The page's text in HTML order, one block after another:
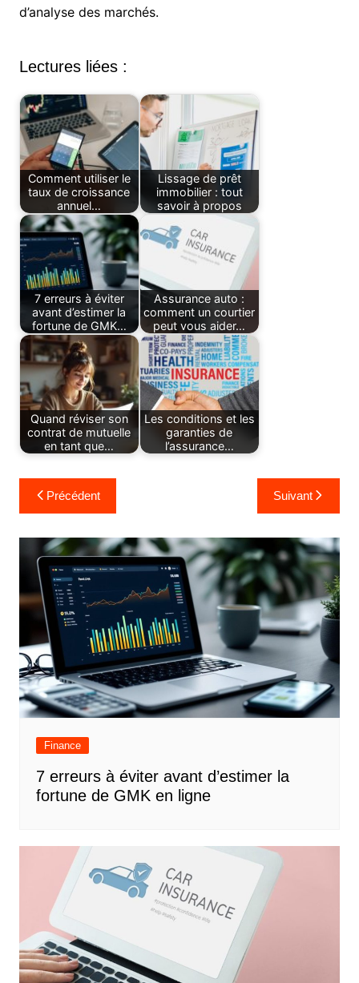
d’analyse des marchés.
Lectures liées :
Comment utiliser le
taux de croissance
annuel…
Lissage de prêt
immobilier : tout
savoir à propos
7 erreurs à éviter
avant d’estimer la
fortune de GMK…
Assurance auto :
comment un courtier
peut vous aider…
Quand réviser son
contrat de mutuelle
en tant que…
Les conditions et les
garanties de
l’assurance…
Navigation
de
l’article
Précédent Suivant
Finance
7 erreurs à éviter avant d’estimer la
fortune de GMK en ligne